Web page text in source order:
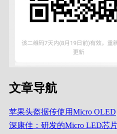
文章导航
苹果头盔据传使用Micro OLED
深康佳：研发的Micro LED芯